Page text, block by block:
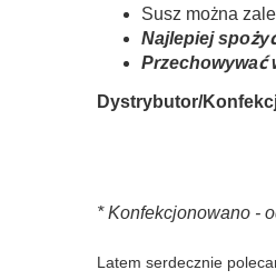
Susz można
Najlepiej
Przechowywać
Dystrybutor/
* Konfekcjonowano -
Latem serdecznie